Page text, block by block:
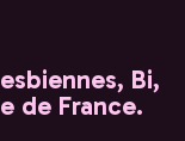
Bi,
de France.